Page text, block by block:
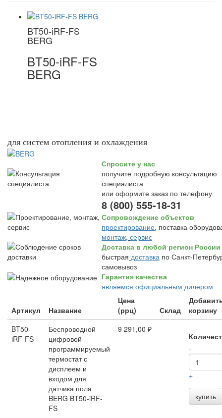
BT50-iRF-FS
BERG
BT50-iRF-FS
BERG
для систем отопления и охлаждения
Спросите у нас
получите подробную консультацию
специалиста
или оформите заказ по телефону
8 (800) 555-18-31
Сопровождение объектов
проектирование, поставка
монтаж, сервис
Доставка в любой регион России
быстрая доставка по Санкт-
самовывоз
Гарантия качества
являемся официальным дилером
Артикул Название
Цена
(ррц)
Склад
корзину
BT50-
iRF-FS
Беспроводной
цифровой
программируемый
термостат с
дисплеем и
входом для
датчика пола
BERG BT50-iRF-
FS
9 291,00 ₽
-
+
купить